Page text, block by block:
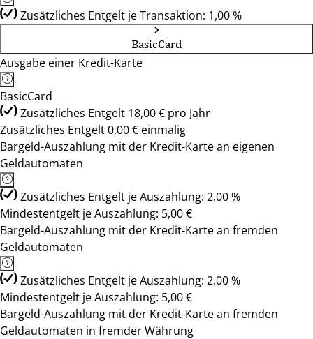
Zusätzliches Entgelt je Transaktion: 1,00 %
BasicCard
Ausgabe einer Kredit-Karte
BasicCard
Zusätzliches Entgelt 18,00 € pro Jahr
Zusätzliches Entgelt 0,00 € einmalig
Bargeld-Auszahlung mit der Kredit-Karte an eigenen
Geldautomaten
Zusätzliches Entgelt je Auszahlung: 2,00 %
Mindestentgelt je Auszahlung: 5,00 €
Bargeld-Auszahlung mit der Kredit-Karte an fremden
Geldautomaten
Zusätzliches Entgelt je Auszahlung: 2,00 %
Mindestentgelt je Auszahlung: 5,00 €
Bargeld-Auszahlung mit der Kredit-Karte an fremden
Geldautomaten in fremder Währung